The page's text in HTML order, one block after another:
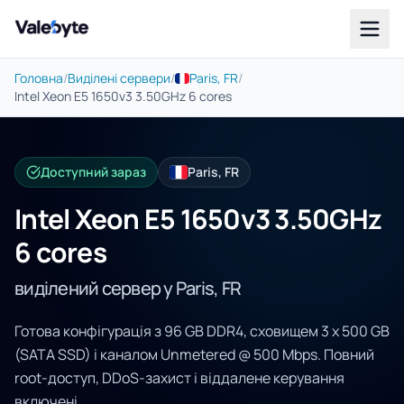
Valebyte
Головна/Виділені сервери/ Paris, FR/
Intel Xeon E5 1650v3 3.50GHz 6 cores
Доступний зараз Paris, FR
Intel Xeon E5 1650v3 3.50GHz
6 cores
виділений сервер у Paris, FR
Готова конфігурація з 96 GB DDR4, сховищем 3 x 500 GB
(SATA SSD) і каналом Unmetered @ 500 Mbps. Повний
root-доступ, DDoS-захист і віддалене керування